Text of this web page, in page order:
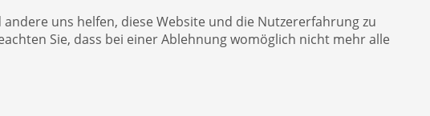
uns helfen, diese Website und die Nutzererfahrung zu
Sie, dass bei einer Ablehnung womöglich nicht mehr alle